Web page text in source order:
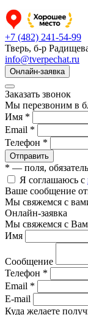
+7 (482) 241-54-99
Тверь, б-р
info@tverpechat.ru
Онлайн-заявка
Заказать звонок
Мы перезвоним в
Имя *
Email *
Телефон *
Отправить
* — поля,
Я соглашаюсь с
Ваше сообщение
Мы свяжемся с
Онлайн-заявка
Мы свяжемся с
Имя
Сообщение
Телефон *
Email *
E-mail
Куда желаете